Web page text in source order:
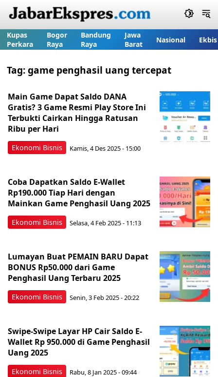
Kupas
Perkara
Bogor
Raya
Bandung
Raya
Jawa
Barat
Nasional Ekbis
Tag:game penghasil uang tercepat
Ekonomi Bisnis
Main Game Dapat Saldo DANA
Gratis? 3 Game Resmi Play Store Ini
Terbukti Cairkan Hingga Ratusan
Ribu per Hari
Kamis, 4 Des 2025 - 15:00
Ekonomi Bisnis
Coba Dapatkan Saldo E-Wallet
Rp190.000 Tiap Hari dengan
Mainkan Game Penghasil Uang 2025
Selasa, 4 Feb 2025 - 11:13
Ekonomi Bisnis
Lumayan Buat PEMAIN BARU Dapat
BONUS Rp50.000 dari Game
Penghasil Uang Terbaru 2025
Senin, 3 Feb 2025 - 20:22
Ekonomi Bisnis
Swipe-Swipe Layar HP Cair Saldo E-
Wallet Rp 950.000 di Game Penghasil
Uang 2025
Rabu, 8 Jan 2025 - 09:44